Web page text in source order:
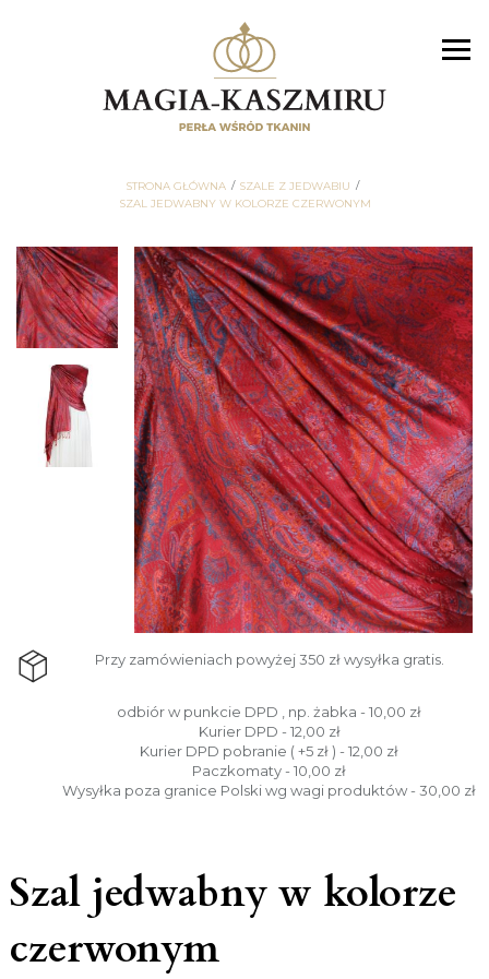
STRONA GŁÓWNA
SZALE Z JEDWABIU
SZAL JEDWABNY W KOLORZE CZERWONYM
Przy zamówieniach powyżej 350 zł wysyłka gratis.
odbiór w punkcie DPD , np. żabka - 10,00 zł
Kurier DPD - 12,00 zł
Kurier DPD pobranie ( +5 zł ) - 12,00 zł
Paczkomaty - 10,00 zł
Wysyłka poza granice Polski wg wagi produktów - 30,00 zł
Szal jedwabny w kolorze
czerwonym